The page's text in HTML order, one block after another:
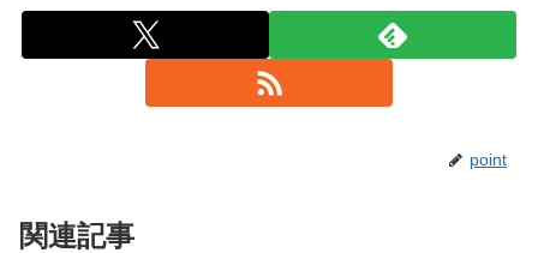
point
関連記事